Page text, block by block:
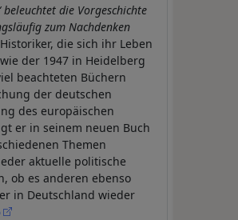
beleuchtet die Vorgeschichte
zum Nachdenken
die sich ihr Leben
der 1947 in Heidelberg
beachteten Büchern
der deutschen
des europäischen
er in seinem neuen Buch
Themen
aktuelle politische
ob es anderen ebenso
in Deutschland wieder